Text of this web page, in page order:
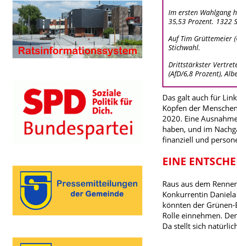
Im ersten Wahlgang
35,53 Prozent. 1322
Auf Tim Grüttemeier
Stichwahl.
Drittstärkster
(AfD/6,8 Prozent),
Das galt auch für
Köpfen der
2020. Eine
haben, und im
finanziell und
EINE
Raus aus dem
Konkurrentin
könnten der
Rolle einnehmen.
Da stellt sich